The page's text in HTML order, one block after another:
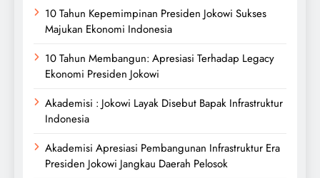
10 Tahun Kepemimpinan Presiden Jokowi Sukses
Majukan Ekonomi Indonesia
10 Tahun Membangun: Apresiasi Terhadap Legacy
Ekonomi Presiden Jokowi
Akademisi : Jokowi Layak Disebut Bapak Infrastruktur
Indonesia
Akademisi Apresiasi Pembangunan Infrastruktur Era
Presiden Jokowi Jangkau Daerah Pelosok